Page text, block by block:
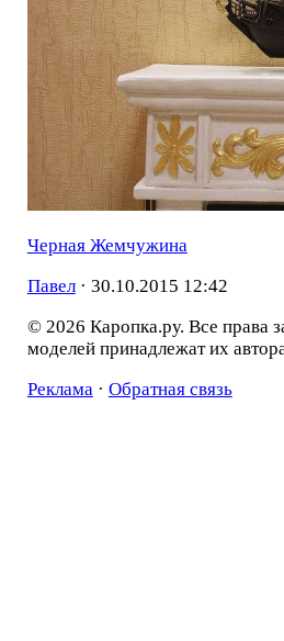
Черная Жемчужина
Павел· 30.10.2015 12:42
© 2026 Каропка.ру. Все права
моделей принадлежат их
Реклама · Обратная связь